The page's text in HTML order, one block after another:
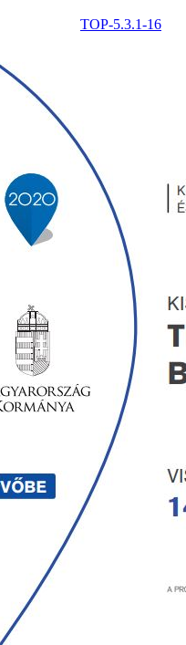
TOP-5.3.1-16